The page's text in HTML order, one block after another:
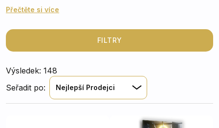
ale také představují jedinečnou dekoraci, která vás
Přečtěte si více
FILTRY
Výsledek: 148
Seřadit po:
Nejlepší Prodejci